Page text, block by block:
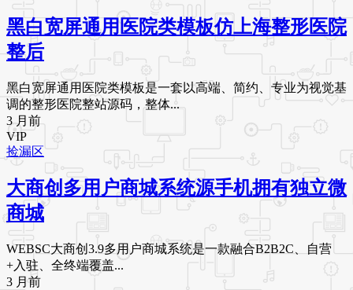
黑白宽屏通用医院类模板仿上海整形医院
整后
黑白宽屏通用医院类模板是一套以高端、简约、专业为视觉基
调的整形医院整站源码，整体...
3 月前
VIP
捡漏区
大商创多用户商城系统源手机拥有独立微
商城
WEBSC大商创3.9多用户商城系统是一款融合B2B2C、自营
+入驻、全终端覆盖...
3 月前